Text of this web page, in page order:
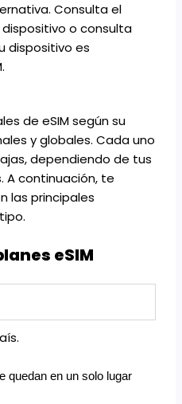
Consulta el
o consulta
dispositivo es
de eSIM según su
yglobales. Cada uno
dependiendo de tus
A continuación, te
las principales
eSIM
quedan en un solo lugar